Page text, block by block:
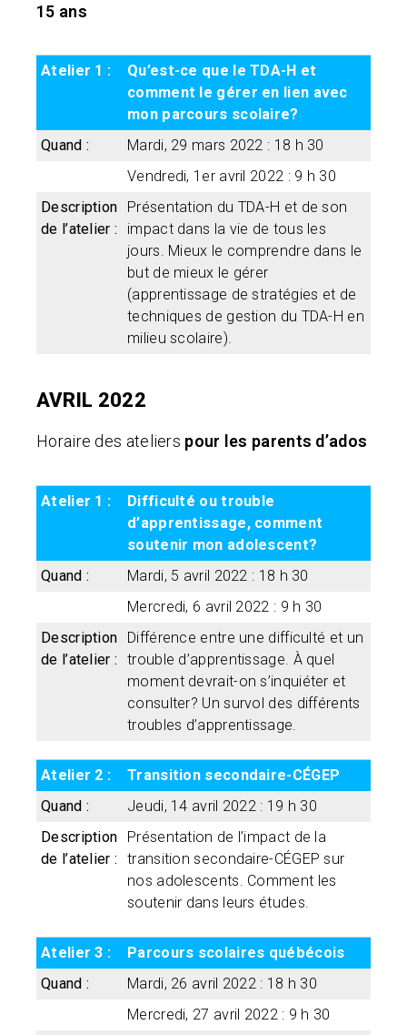
15 ans
Atelier 1 :
Qu’est-ce que le TDA-H et
comment le gérer en lien avec
mon parcours scolaire?
Quand :
Mardi, 29 mars 2022 : 18 h 30
Vendredi, 1er avril 2022 : 9 h 30
Description
de l’atelier :
Présentation du TDA-H et de son
impact dans la vie de tous les
jours. Mieux le comprendre dans le
but de mieux le gérer
(apprentissage de stratégies et de
techniques de gestion du TDA-H en
milieu scolaire).
AVRIL 2022
Horaire des ateliers pour les parents d’ados
Atelier 1 :
Difficulté ou trouble
d’apprentissage, comment
soutenir mon adolescent?
Quand :
Mardi, 5 avril 2022 : 18 h 30
Mercredi, 6 avril 2022 : 9 h 30
Description
de l’atelier :
Différence entre une difficulté et un
trouble d’apprentissage. À quel
moment devrait-on s’inquiéter et
consulter? Un survol des différents
troubles d’apprentissage.
Atelier 2 :
Transition secondaire-CÉGEP
Quand :
Jeudi, 14 avril 2022 : 19 h 30
Description
de l’atelier :
Présentation de l’impact de la
transition secondaire-CÉGEP sur
nos adolescents. Comment les
soutenir dans leurs études.
Atelier 3 :
Parcours scolaires québécois
Quand :
Mardi, 26 avril 2022 : 18 h 30
Mercredi, 27 avril 2022 : 9 h 30